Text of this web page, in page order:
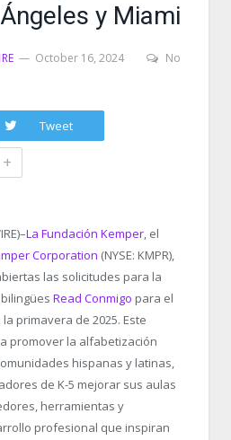
y Miami
October 16, 2024
No
Tweet
+
La Fundación Kemper, el
Corporation (NYSE: KMPR),
las solicitudes para la
Read Conmigo para el
primavera de 2025. Este
promover la alfabetización
hispanas y latinas,
de K-5 mejorar sus aulas
herramientas y
profesional que inspiran